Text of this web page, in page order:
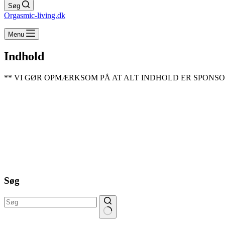
Søg
Orgasmic-living.dk
Menu
Indhold
** VI GØR OPMÆRKSOM PÅ AT ALT INDHOLD ER
Søg